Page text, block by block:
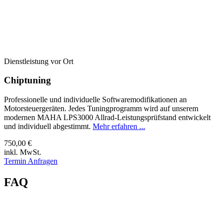
Dienstleistung vor Ort
Chiptuning
Professionelle und individuelle Softwaremodifikationen an
Motorsteuergeräten. Jedes Tuningprogramm wird auf unserem
modernen MAHA LPS3000 Allrad-Leistungsprüfstand entwickelt
und individuell abgestimmt. Mehr erfahren ...
750,00 €
inkl. MwSt.
Termin Anfragen
FAQ